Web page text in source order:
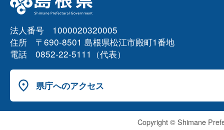
法人番号 1000020320005
住所 〒690-8501 島根県松江市殿町1番地
電話 0852-22-5111（代表）
県庁へのアクセス
Copyright © Shimane